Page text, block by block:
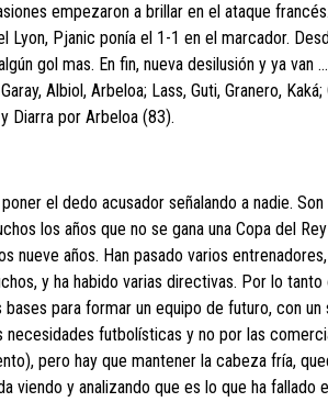
empezaron a brillar en el ataque
Lyon, Pjanic ponía el 1-1 en el marcador.
gol mas. En fin, nueva desilusión y ya van
Albiol, Arbeloa; Lass, Guti, Granero,
Diarra por Arbeloa (83).
el dedo acusador señalando a nadie.
los años que no se gana una Copa del
nueve años. Han pasado varios
y ha habido varias directivas. Por lo
para formar un equipo de futuro, con
necesidades futbolísticas y no por las
pero hay que mantener la cabeza fría,
viendo y analizando que es lo que ha